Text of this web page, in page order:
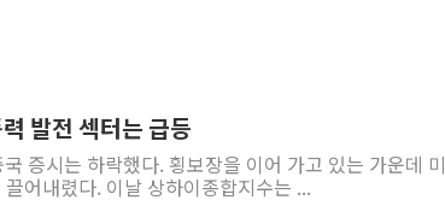
발전 섹터는 급등
증시는 하락했다. 횡보장을 이어 가고 있는 가운데 미
어내렸다. 이날 상하이종합지수는 ...